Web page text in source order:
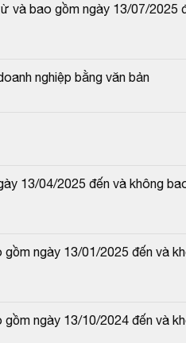
và bao gồm ngày 13/07/2025
nghiệp bằng văn bản
13/04/2025 đến và không
ngày 13/01/2025 đến và
ngày 13/10/2024 đến và